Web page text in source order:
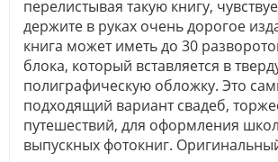
перелистывая такую книгу,
держите в руках очень дорогое
книга может иметь до 30
блока, который вставляется в
полиграфическую обложку. Это
подходящий вариант свадеб,
путешествий, для оформления
выпускных фотокниг.